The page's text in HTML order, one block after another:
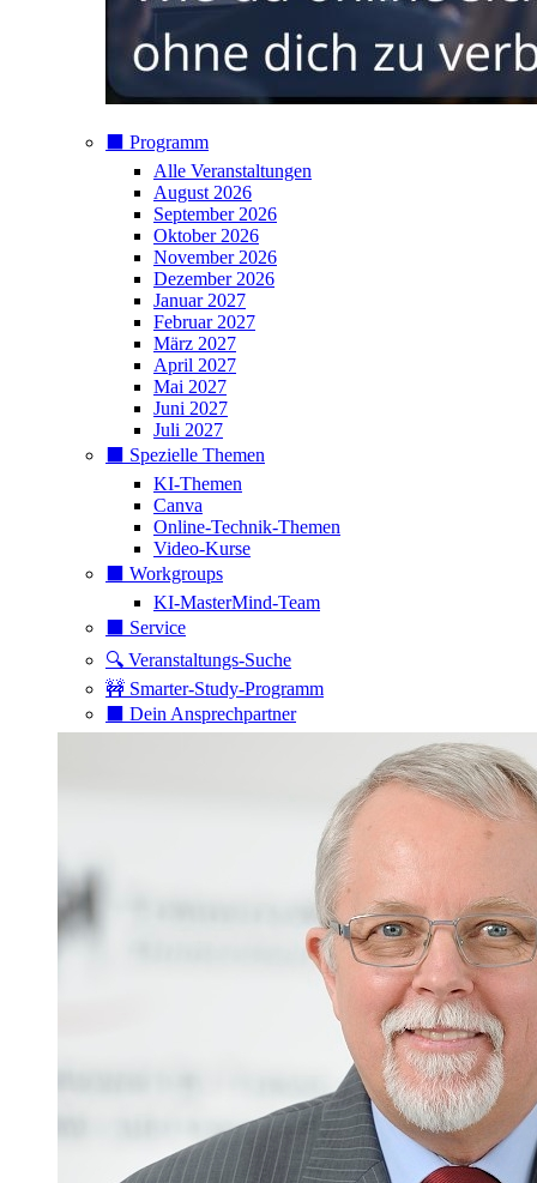
⬛️ Programm
Alle Veranstaltungen
August 2026
September 2026
Oktober 2026
November 2026
Dezember 2026
Januar 2027
Februar 2027
März 2027
April 2027
Mai 2027
Juni 2027
Juli 2027
⬛️ Spezielle Themen
KI-Themen
Canva
Online-Technik-Themen
Video-Kurse
⬛️ Workgroups
KI-MasterMind-Team
⬛️ Service
🔍 Veranstaltungs-Suche
🚧 Smarter-Study-Programm
⬛️ Dein Ansprechpartner